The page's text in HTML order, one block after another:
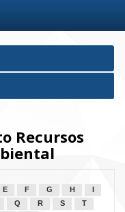
Recursos
E F G H
Q R S
T